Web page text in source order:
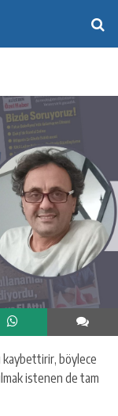
kaybettirir, böylece
istenen de tam